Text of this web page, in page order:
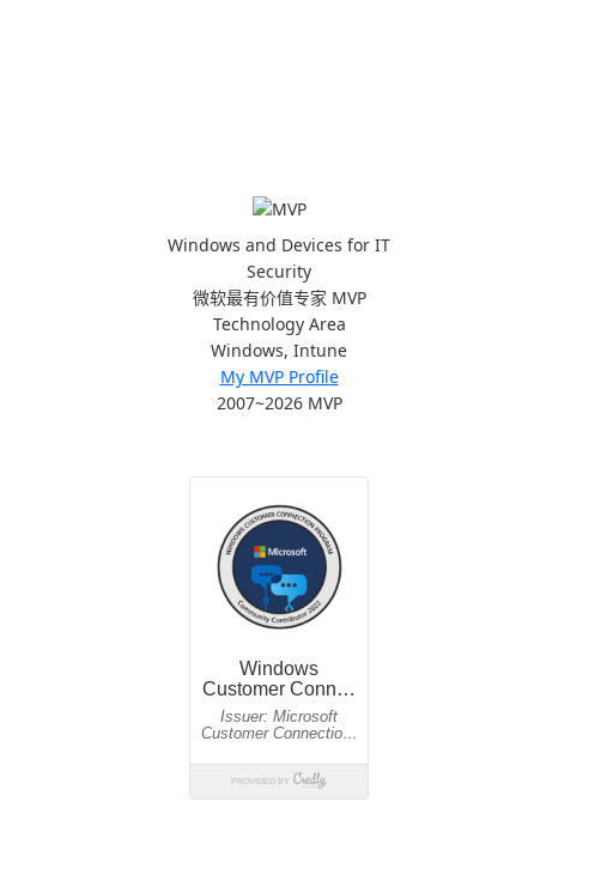
Windows and Devices for IT
Security
微软最有价值专家 MVP
Technology Area
Windows, Intune
My MVP Profile
2007~2026 MVP